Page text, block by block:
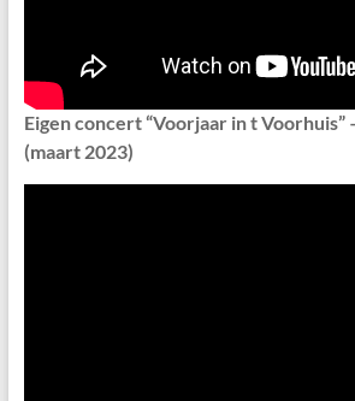
Eigen concert “Voorjaar in t
(maart 2023)